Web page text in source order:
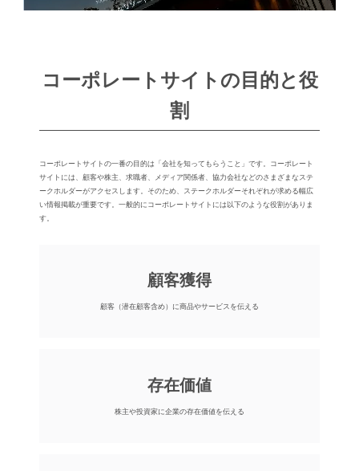
コーポレートサイトの⽬的と役
割
コーポレートサイトの⼀番の⽬的は「会社を知ってもらうこと」です。コーポレート
サイトには、顧客や株主、求職者、メディア関係者、協⼒会社などのさまざまなステ
ークホルダーがアクセスします。そのため、ステークホルダーそれぞれが求める幅広
い情報掲載が重要です。⼀般的にコーポレートサイトには以下のような役割がありま
す。
顧客獲得
顧客（潜在顧客含め）に商品やサービスを伝える
存在価値
株主や投資家に企業の存在価値を伝える